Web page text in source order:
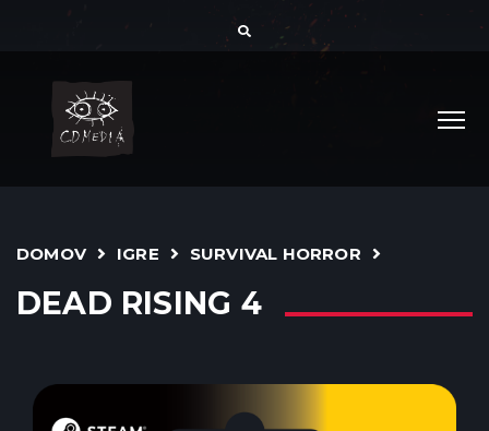
DOMOV IGRE SURVIVAL HORROR
DEAD RISING 4